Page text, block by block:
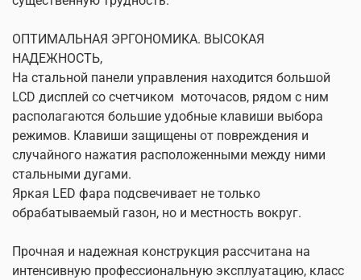
ОПТИМАЛЬНАЯ ЭРГОНОМИКА. ВЫСОКАЯ
НАДЕЖНОСТЬ,
На стальной панели управления находится большой
LCD дисплей со счетчиком моточасов, рядом с ним
располагаются большие удобные клавиши выбора
режимов. Клавиши защищены от повреждения и
случайного нажатия расположенными между ними
стальными дугами.
Яркая LED фара подсвечивает не только
обрабатываемый газон, но и местность вокруг.
Прочная и надежная конструкция рассчитана на
интенсивную профессиональную эксплуатацию, класс